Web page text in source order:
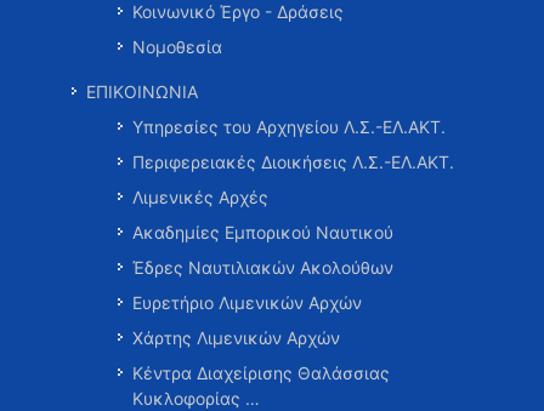
Κοινωνικό Έργο - Δράσεις
Νομοθεσία
ΕΠΙΚΟΙΝΩΝΙΑ
Υπηρεσίες του Αρχηγείου Λ.Σ.-ΕΛ.ΑΚΤ.
Περιφερειακές Διοικήσεις Λ.Σ.-ΕΛ.ΑΚΤ.
Λιμενικές Αρχές
Ακαδημίες Εμπορικού Ναυτικού
Έδρες Ναυτιλιακών Ακολούθων
Ευρετήριο Λιμενικών Αρχών
Χάρτης Λιμενικών Αρχών
Κέντρα Διαχείρισης Θαλάσσιας
Κυκλοφορίας …